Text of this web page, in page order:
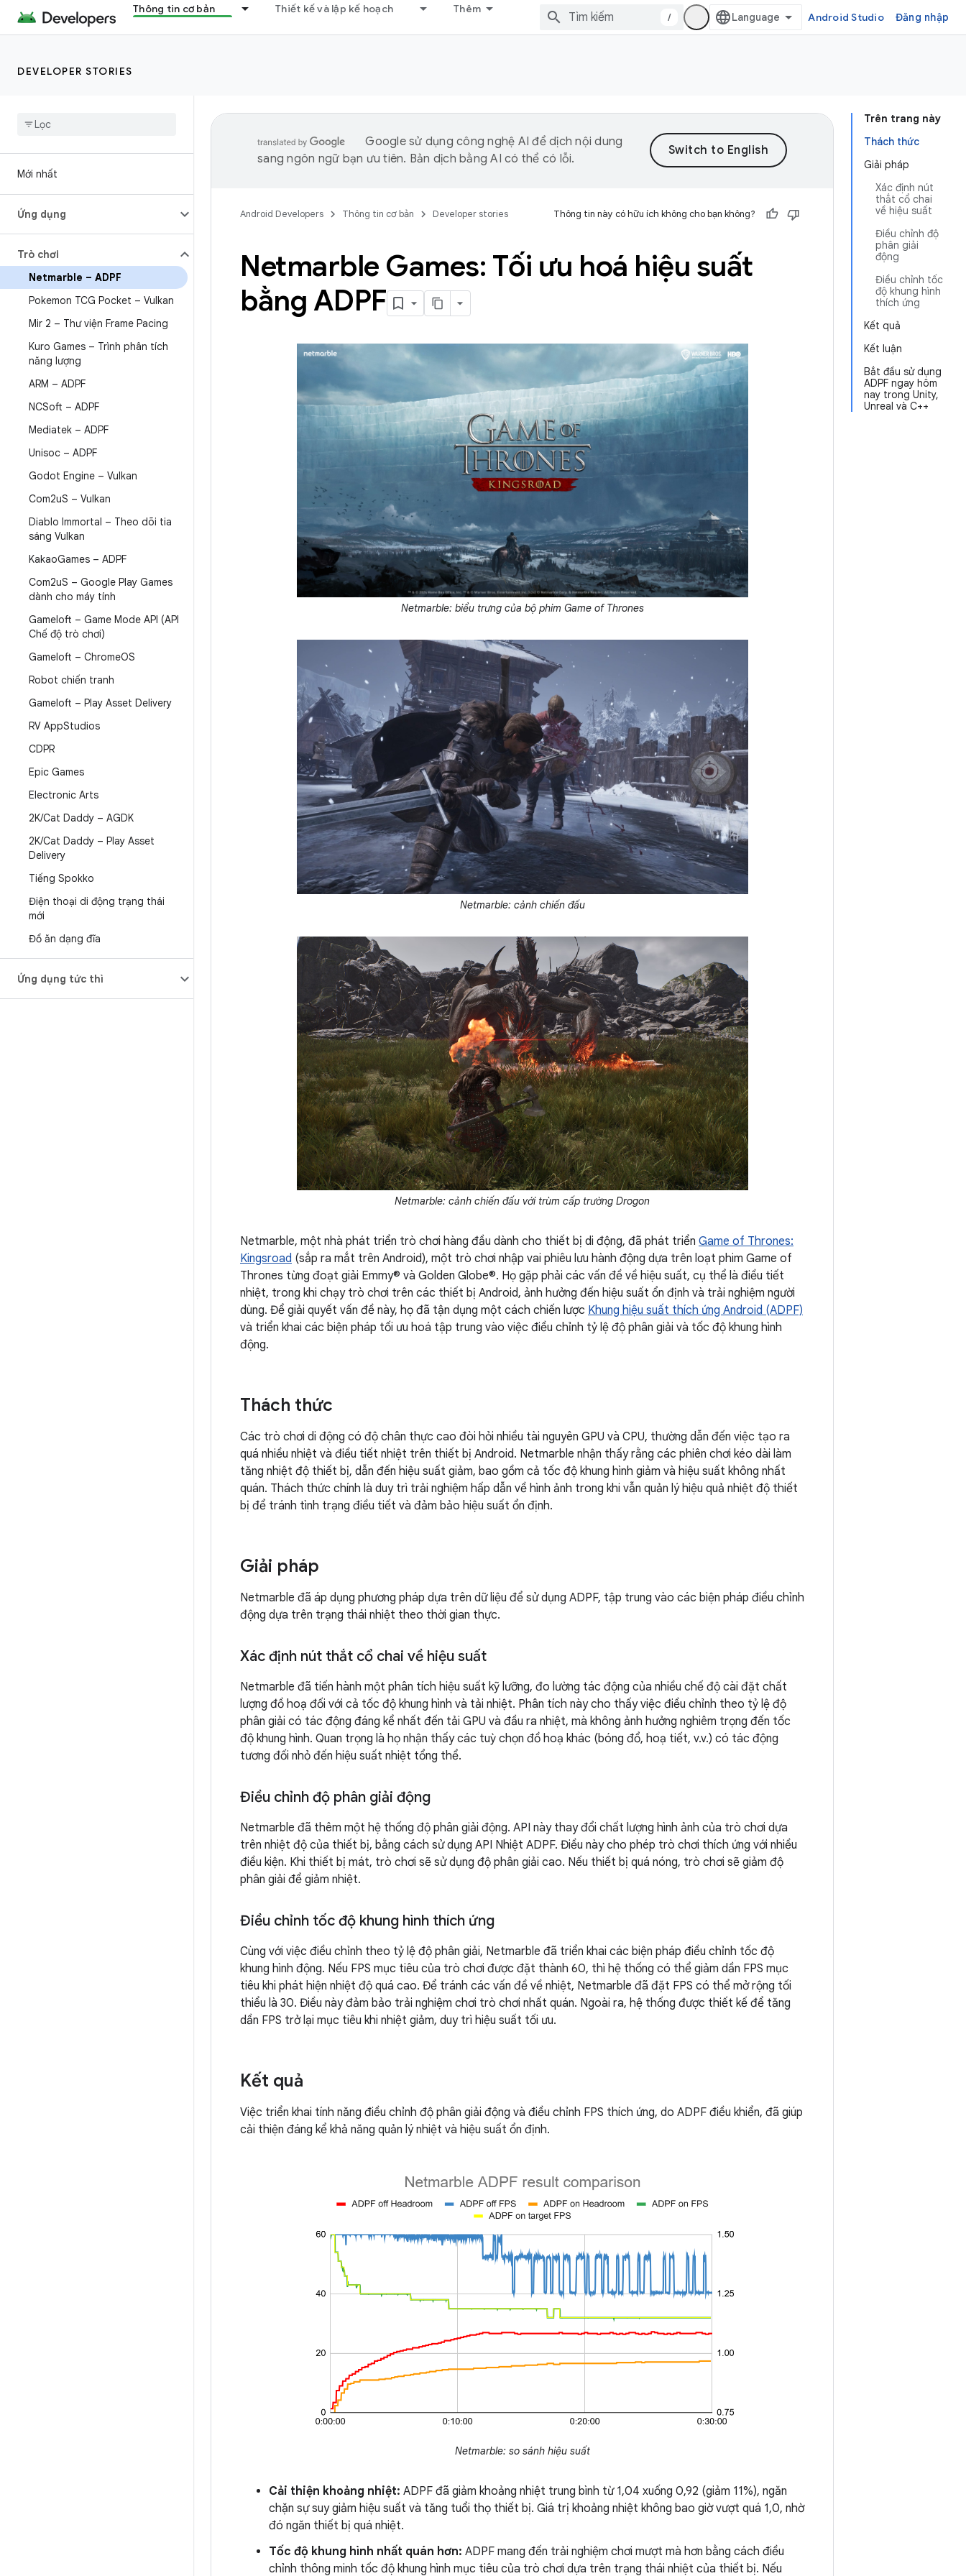
Thông tin cơ bản Thiết kế và lập kế hoạch Thêm
/ Android Studio Đăng nhập
DEVELOPER STORIES
Mới nhất
Ứng dụng
Trò chơi
Netmarble – ADPF
Pokemon TCG Pocket – Vulkan
Mir 2 – Thư viện Frame Pacing
Kuro Games – Trình phân tích
năng lượng
ARM – ADPF
NCSoft – ADPF
Mediatek – ADPF
Unisoc – ADPF
Godot Engine – Vulkan
Com2uS – Vulkan
Diablo Immortal – Theo dõi tia
sáng Vulkan
KakaoGames – ADPF
Com2uS – Google Play Games
dành cho máy tính
Gameloft – Game Mode API (API
Chế độ trò chơi)
Gameloft – ChromeOS
Robot chiến tranh
Gameloft – Play Asset Delivery
RV AppStudios
CDPR
Epic Games
Electronic Arts
2K/Cat Daddy – AGDK
2K/Cat Daddy – Play Asset
Delivery
Tiếng Spokko
Điện thoại di động trạng thái
mới
Đồ ăn dạng đĩa
Ứng dụng tức thì
Trên trang này
Thách thức
Giải pháp
Xác định nút
thắt cổ chai
về hiệu suất
Điều chỉnh độ
phân giải
động
Điều chỉnh tốc
độ khung hình
thích ứng
Kết quả
Kết luận
Bắt đầu sử dụng
ADPF ngay hôm
nay trong Unity,
Unreal và C++
Google sử dụng công nghệ AI để dịch nội dung
sang ngôn ngữ bạn ưu tiên. Bản dịch bằng AI có thể có lỗi.
Android Developers Thông tin cơ bản Developer stories Thông tin này có hữu ích không cho bạn không?
Netmarble Games: Tối ưu hoá hiệu suất
bằng ADPF
Netmarble: biểu trưng của bộ phim Game of Thrones
Netmarble: cảnh chiến đấu
Netmarble: cảnh chiến đấu với trùm cấp trường Drogon
Netmarble, một nhà phát triển trò chơi hàng đầu dành cho thiết bị di động, đã phát triển Game of Thrones:
Kingsroad (sắp ra mắt trên Android), một trò chơi nhập vai phiêu lưu hành động dựa trên loạt phim Game of
Thrones từng đoạt giải Emmy® và Golden Globe®. Họ gặp phải các vấn đề về hiệu suất, cụ thể là điều tiết
nhiệt, trong khi chạy trò chơi trên các thiết bị Android, ảnh hưởng đến hiệu suất ổn định và trải nghiệm người
dùng. Để giải quyết vấn đề này, họ đã tận dụng một cách chiến lược Khung hiệu suất thích ứng Android (ADPF)
và triển khai các biện pháp tối ưu hoá tập trung vào việc điều chỉnh tỷ lệ độ phân giải và tốc độ khung hình
động.
Thách thức
Các trò chơi di động có độ chân thực cao đòi hỏi nhiều tài nguyên GPU và CPU, thường dẫn đến việc tạo ra
quá nhiều nhiệt và điều tiết nhiệt trên thiết bị Android. Netmarble nhận thấy rằng các phiên chơi kéo dài làm
tăng nhiệt độ thiết bị, dẫn đến hiệu suất giảm, bao gồm cả tốc độ khung hình giảm và hiệu suất không nhất
quán. Thách thức chính là duy trì trải nghiệm hấp dẫn về hình ảnh trong khi vẫn quản lý hiệu quả nhiệt độ thiết
bị để tránh tình trạng điều tiết và đảm bảo hiệu suất ổn định.
Giải pháp
Netmarble đã áp dụng phương pháp dựa trên dữ liệu để sử dụng ADPF, tập trung vào các biện pháp điều chỉnh
động dựa trên trạng thái nhiệt theo thời gian thực.
Xác định nút thắt cổ chai về hiệu suất
Netmarble đã tiến hành một phân tích hiệu suất kỹ lưỡng, đo lường tác động của nhiều chế độ cài đặt chất
lượng đồ hoạ đối với cả tốc độ khung hình và tải nhiệt. Phân tích này cho thấy việc điều chỉnh theo tỷ lệ độ
phân giải có tác động đáng kể nhất đến tải GPU và đầu ra nhiệt, mà không ảnh hưởng nghiêm trọng đến tốc
độ khung hình. Quan trọng là họ nhận thấy các tuỳ chọn đồ hoạ khác (bóng đổ, hoạ tiết, v.v.) có tác động
tương đối nhỏ đến hiệu suất nhiệt tổng thể.
Điều chỉnh độ phân giải động
Netmarble đã thêm một hệ thống độ phân giải động. API này thay đổi chất lượng hình ảnh của trò chơi dựa
trên nhiệt độ của thiết bị, bằng cách sử dụng API Nhiệt ADPF. Điều này cho phép trò chơi thích ứng với nhiều
điều kiện. Khi thiết bị mát, trò chơi sẽ sử dụng độ phân giải cao. Nếu thiết bị quá nóng, trò chơi sẽ giảm độ
phân giải để giảm nhiệt.
Điều chỉnh tốc độ khung hình thích ứng
Cùng với việc điều chỉnh theo tỷ lệ độ phân giải, Netmarble đã triển khai các biện pháp điều chỉnh tốc độ
khung hình động. Nếu FPS mục tiêu của trò chơi được đặt thành 60, thì hệ thống có thể giảm dần FPS mục
tiêu khi phát hiện nhiệt độ quá cao. Để tránh các vấn đề về nhiệt, Netmarble đã đặt FPS có thể mở rộng tối
thiểu là 30. Điều này đảm bảo trải nghiệm chơi trò chơi nhất quán. Ngoài ra, hệ thống được thiết kế để tăng
dần FPS trở lại mục tiêu khi nhiệt giảm, duy trì hiệu suất tối ưu.
Kết quả
Việc triển khai tính năng điều chỉnh độ phân giải động và điều chỉnh FPS thích ứng, do ADPF điều khiển, đã giúp
cải thiện đáng kể khả năng quản lý nhiệt và hiệu suất ổn định.
Netmarble: so sánh hiệu suất
Cải thiện khoảng nhiệt: ADPF đã giảm khoảng nhiệt trung bình từ 1,04 xuống 0,92 (giảm 11%), ngăn
chặn sự suy giảm hiệu suất và tăng tuổi thọ thiết bị. Giá trị khoảng nhiệt không bao giờ vượt quá 1,0, nhờ
đó ngăn thiết bị quá nhiệt.
Tốc độ khung hình nhất quán hơn: ADPF mang đến trải nghiệm chơi mượt mà hơn bằng cách điều
chỉnh thông minh tốc độ khung hình mục tiêu của trò chơi dựa trên trạng thái nhiệt của thiết bị. Nếu